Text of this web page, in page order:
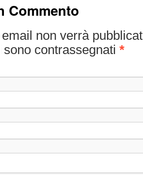
Commento
non verrà
contrassegnati *